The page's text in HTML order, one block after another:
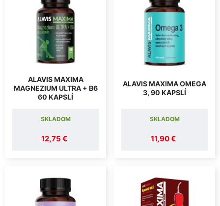
ALAVIS MAXIMA
MAGNEZIUM ULTRA + B6
60 KAPSLÍ
12,75 €
SKLADOM
ALAVIS MAXIMA OMEGA
3, 90 KAPSLÍ
11,90 €
SKLADOM